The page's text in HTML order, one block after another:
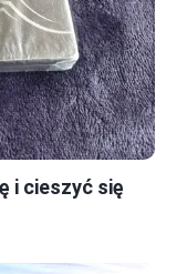
i cieszyć się